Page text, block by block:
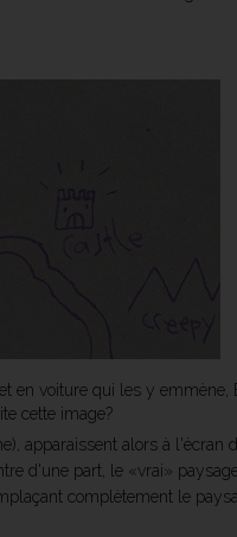
en voiture qui les y
cette image?
apparaissent alors à
d'une part, le «vrai»
complètement le